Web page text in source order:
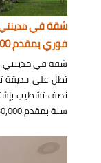
شقة في
فوري بمقدم 530,000 ج
شقة في مدينتي
سنة بمقدم 530,000 جنيه